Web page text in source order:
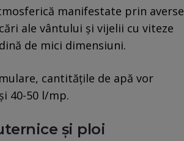
manifestate prin averse
ale vântului și vijelii cu viteze
de mici dimensiuni.
cantitățile de apă vor
40-50 l/mp.
și ploi